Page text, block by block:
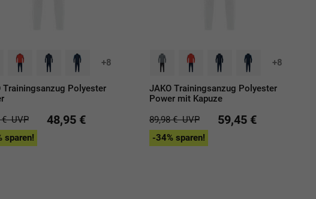
+8
Trainingsanzug Polyester
€UVP 48,95 €
sparen!
+8
JAKO Trainingsanzug Polyester
Power mit Kapuze
89,98 €UVP 59,45 €
-34% sparen!